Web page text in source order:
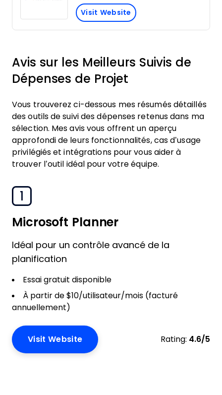
Visit Website
Avis sur les Meilleurs Suivis de
Dépenses de Projet
Vous trouverez ci-dessous mes résumés détaillés
des outils de suivi des dépenses retenus dans ma
sélection. Mes avis vous offrent un aperçu
approfondi de leurs fonctionnalités, cas d’usage
privilégiés et intégrations pour vous aider à
trouver l’outil idéal pour votre équipe.
1
Microsoft Planner
Idéal pour un contrôle avancé de la
planification
Essai gratuit disponible
À partir de $10/utilisateur/mois (facturé
annuellement)
Visit Website Rating: 4.6/5